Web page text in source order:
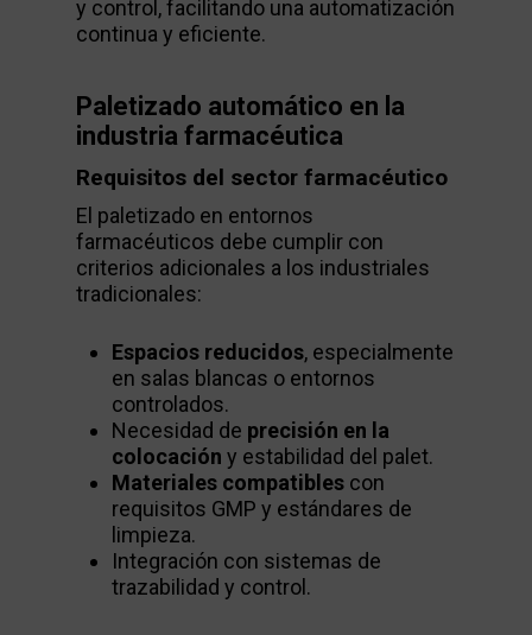
y control, facilitando una automatización
continua y eficiente.
Paletizado automático en la
industria farmacéutica
Requisitos del sector farmacéutico
El paletizado en entornos
farmacéuticos debe cumplir con
criterios adicionales a los industriales
tradicionales:
Espacios reducidos, especialmente
en salas blancas o entornos
controlados.
Necesidad de precisión en la
colocación y estabilidad del palet.
Materiales compatibles con
requisitos GMP y estándares de
limpieza.
Integración con sistemas de
trazabilidad y control.